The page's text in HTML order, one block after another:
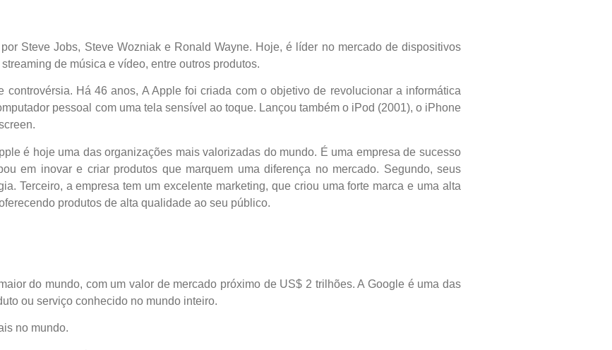
Steve Jobs, Steve Wozniak e Ronald Wayne. Hoje, é líder no mercado de dispositivos
de música e vídeo, entre outros produtos.
Há 46 anos, A Apple foi criada com o objetivo de revolucionar a informática
pessoal com uma tela sensível ao toque. Lançou também o iPod (2001), o iPhone
é hoje uma das organizações mais valorizadas do mundo. É uma empresa de sucesso
em inovar e criar produtos que marquem uma diferença no mercado. Segundo, seus
Terceiro, a empresa tem um excelente marketing, que criou uma forte marca e uma alta
produtos de alta qualidade ao seu público.
do mundo, com um valor de mercado próximo de US$ 2 trilhões. A Google é uma das
ou serviço conhecido no mundo inteiro.
no mundo.